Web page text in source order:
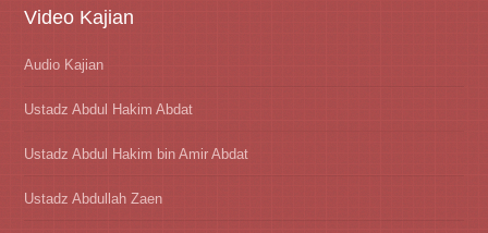
Video Kajian
Audio Kajian
Ustadz Abdul Hakim Abdat
Ustadz Abdul Hakim bin Amir Abdat
Ustadz Abdullah Zaen